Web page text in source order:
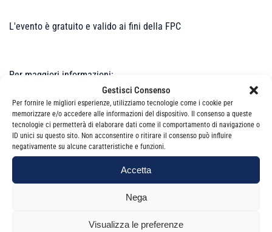
Gestisci Consenso
Per fornire le migliori esperienze, utilizziamo tecnologie come i cookie per
memorizzare e/o accedere alle informazioni del dispositivo. Il consenso a queste
tecnologie ci permetterà di elaborare dati come il comportamento di navigazione o
ID unici su questo sito. Non acconsentire o ritirare il consenso può influire
negativamente su alcune caratteristiche e funzioni.
Accetta
Nega
Visualizza le preferenze
L'evento è gratuito e valido ai fini della FPC
Per maggiori informazioni:
convegnotributariocatania@gmail.com
Non sono presenti appuntamenti per questo
evento.